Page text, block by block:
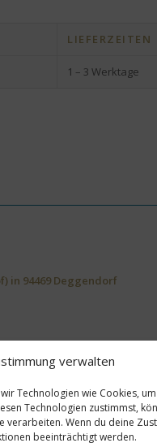
verwalten
Technologien wie Cookies,
Technologien zustimmst,
verarbeiten. Wenn du deine
beeinträchtigt werden.
LIEFERZEITEN
1 – 3 Werktage
in 94469 Deggendorf